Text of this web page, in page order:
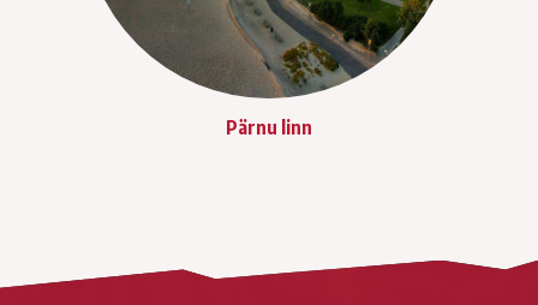
Pärnu linn